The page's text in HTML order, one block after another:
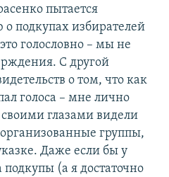
пытается
подкупах избирателей
голословно – мы не
С другой
о том, что как
голоса – мне лично
глазами видели
группы,
Даже если бы у
(а я достаточно